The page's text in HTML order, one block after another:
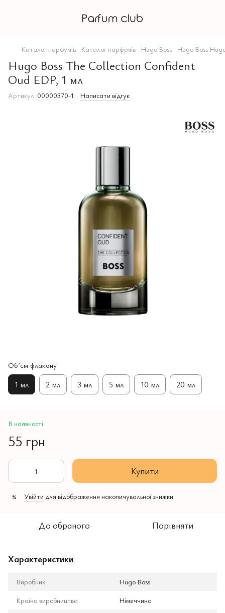
Каталог парфумів Каталог парфумів Hugo Boss Hugo Boss
Hugo Boss The Collection Confident
Oud EDP, 1 мл
Артикул: 00000370-1 Написати відгук
Обʼєм флакону
1 мл 2 мл 3 мл 5 мл 10 мл 20 мл
В наявності
55 грн
Купити
% Увійти для відображення накопичувальної знижки
До обраного Порівняти
Характеристики
Виробник
Hugo Boss
Країна виробництва
Німеччина